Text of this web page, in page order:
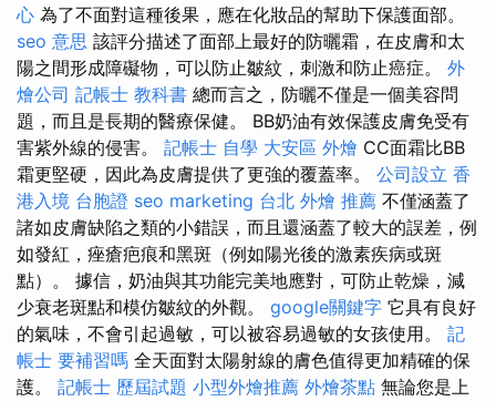
心 為了不面對這種後果，應在化妝品的幫助下保護面部。
seo 意思 該評分描述了面部上最好的防曬霜，在皮膚和太
陽之間形成障礙物，可以防止皺紋，刺激和防止癌症。 外
燴公司 記帳士 教科書 總而言之，防曬不僅是一個美容問
題，而且是長期的醫療保健。 BB奶油有效保護皮膚免受有
害紫外線的侵害。 記帳士 自學 大安區 外燴 CC面霜比BB
霜更堅硬，因此為皮膚提供了更強的覆蓋率。 公司設立 香
港入境 台胞證 seo marketing 台北 外燴 推薦 不僅涵蓋了
諸如皮膚缺陷之類的小錯誤，而且還涵蓋了較大的誤差，例
如發紅，痤瘡疤痕和黑斑（例如陽光後的激素疾病或斑
點）。 據信，奶油與其功能完美地應對，可防止乾燥，減
少衰老斑點和模仿皺紋的外觀。 google關鍵字 它具有良好
的氣味，不會引起過敏，可以被容易過敏的女孩使用。 記
帳士 要補習嗎 全天面對太陽射線的膚色值得更加精確的保
護。 記帳士 歷屆試題 小型外燴推薦 外燴茶點 無論您是上